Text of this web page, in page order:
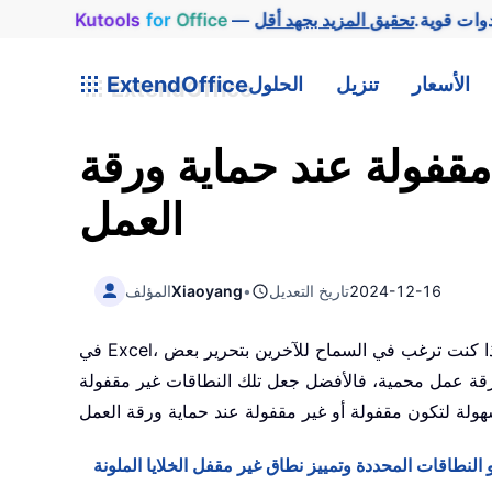
Kutools for Office قوية.
ExtendOfficeالحلول تنزيل الأسعار
عند حماية ورقة
العمل
المؤلفXiaoyang• تاريخ التعديل2024-12-16
في Excel، تكون جميع خلايا ورقة العمل مقفولة افتراضيًا، ولا يمكن تحرير أي خلية عند حماية الورقة. إذا كنت ترغب في السماح للآخرين بتحرير بعض
النطاقات المحددة وتمييز نطاق غير مقفل الخلايا الملونة